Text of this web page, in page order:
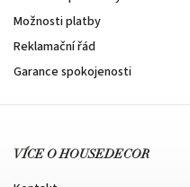
Možnosti platby
Reklamační řád
Garance spokojenosti
VÍCE O HOUSEDECOR